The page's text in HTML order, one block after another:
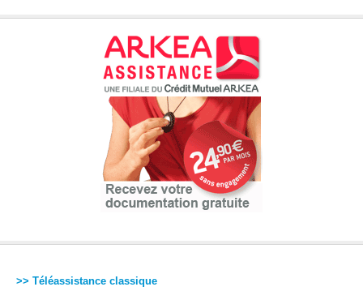
>> Téléassistance classique